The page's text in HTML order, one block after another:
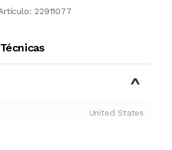
22911077
United States